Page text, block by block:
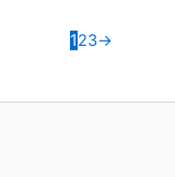
123→